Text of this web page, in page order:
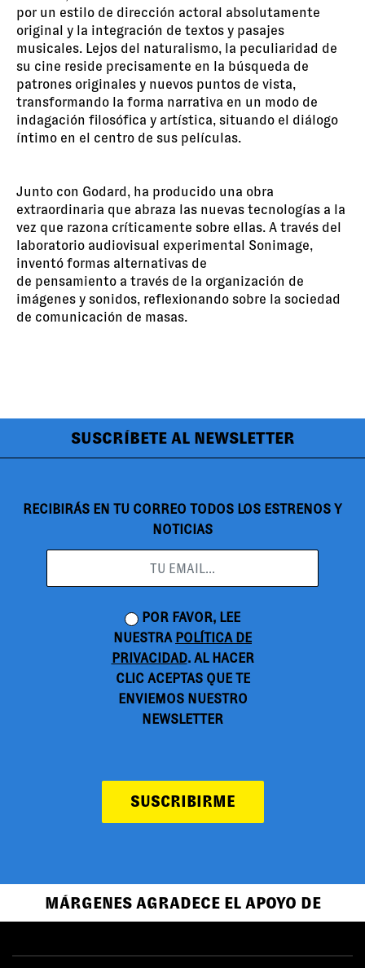
por un estilo de dirección actoral absolutamente
original y la integración de textos y pasajes
musicales. Lejos del naturalismo, la peculiaridad de
su cine reside precisamente en la búsqueda de
patrones originales y nuevos puntos de vista,
transformando la forma narrativa en un modo de
indagación filosófica y artística, situando el diálogo
íntimo en el centro de sus películas.
Junto con Godard, ha producido una obra
extraordinaria que abraza las nuevas tecnologías a la
vez que razona críticamente sobre ellas. A través del
laboratorio audiovisual experimental Sonimage,
inventó formas alternativas de
de pensamiento a través de la organización de
imágenes y sonidos, reflexionando sobre la sociedad
de comunicación de masas.
SUSCRÍBETE AL NEWSLETTER
RECIBIRÁS EN TU CORREO TODOS LOS ESTRENOS Y
NOTICIAS
POR FAVOR, LEE
NUESTRA POLÍTICA DE
PRIVACIDAD. AL HACER
CLIC ACEPTAS QUE TE
ENVIEMOS NUESTRO
NEWSLETTER
SUSCRIBIRME
MÁRGENES AGRADECE EL APOYO DE